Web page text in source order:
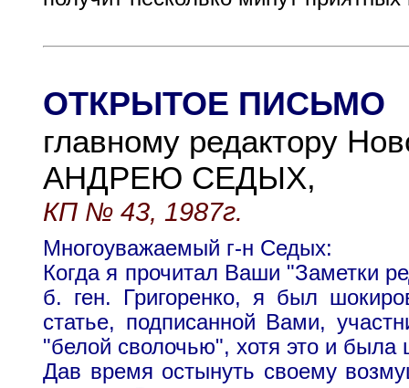
ОТКРЫТОЕ ПИСЬМО
главному редактору
АНДРЕЮ СЕДЫХ,
КП № 43, 1987г.
Многоуважаемый г-н Седых:
Когда я прочитал Ваши "Заметки
б. ген. Григоренко, я был
статье, подписанной Вами,
"белой сволочью", хотя это и была
Дав время остынуть своему